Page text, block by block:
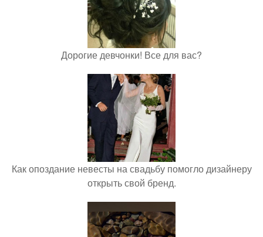
Дорогие девчонки! Все для вас?
Как опоздание невесты на свадьбу помогло дизайнеру
открыть свой бренд.